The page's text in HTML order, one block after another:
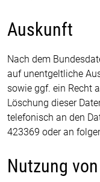
Auskunft
Nach dem
auf unentgeltliche
sowie ggf. ein Recht
Löschung dieser
telefonisch an den
423369 oder an
Nutzung